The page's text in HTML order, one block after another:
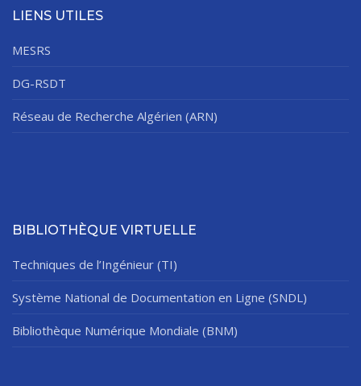
LIENS UTILES
MESRS
DG-RSDT
Réseau de Recherche Algérien (ARN)
BIBLIOTHÈQUE VIRTUELLE
Techniques de l’Ingénieur (TI)
Système National de Documentation en Ligne (SNDL)
Bibliothèque Numérique Mondiale (BNM)